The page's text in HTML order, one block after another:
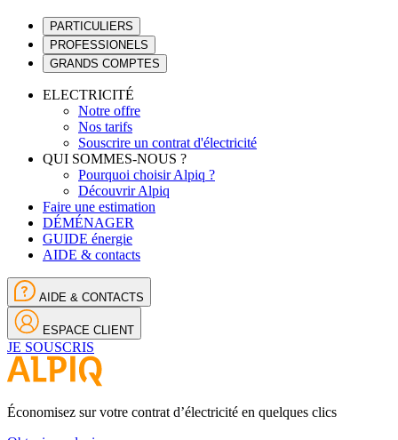
PARTICULIERS
PROFESSIONELS
GRANDS COMPTES
ELECTRICITÉ
Notre offre
Nos tarifs
Souscrire un contrat d'électricité
QUI SOMMES-NOUS ?
Pourquoi choisir Alpiq ?
Découvrir Alpiq
Faire une estimation
DÉMÉNAGER
GUIDE énergie
AIDE & contacts
AIDE & CONTACTS
ESPACE CLIENT
JE SOUSCRIS
Économisez sur votre contrat d’électricité en quelques clics